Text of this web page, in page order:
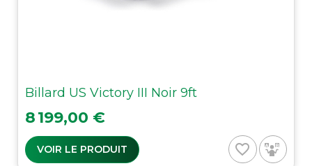
Billard US Victory III Noir 9ft
Prix
8 199,00 €
VOIR LE PRODUIT favorite_border